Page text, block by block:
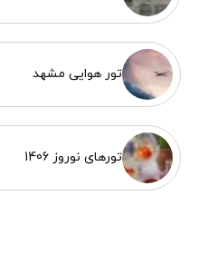
تور هوایی مشهد
تورهای نوروز 1406